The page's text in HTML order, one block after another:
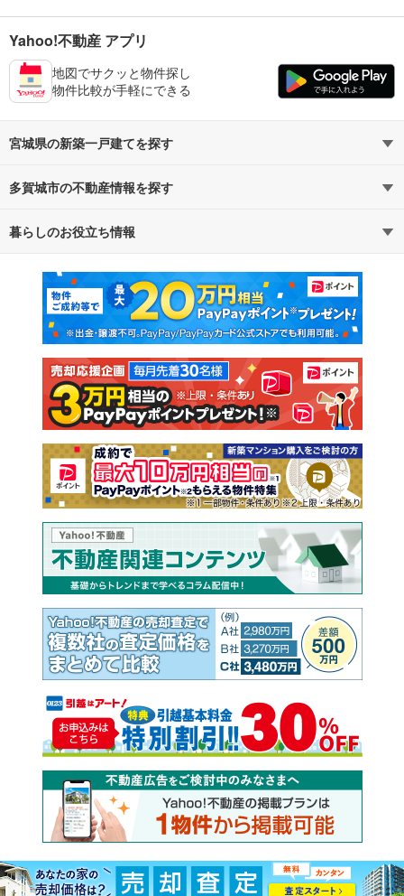
Yahoo!不動産 アプリ
地図でサクッと物件探し
物件比較が手軽にできる
宮城県の新築一戸建てを探す
路線・駅から探す
通勤・通学時間から探す
多賀城市の不動産情報を探す
不動産・住宅
新築マンション 中古マンション
新築一戸建て 中古一戸建て
注文住宅 土地
売却査定
暮らしのお役立ち情報
マンションカタログ 教えて！住まいの先生